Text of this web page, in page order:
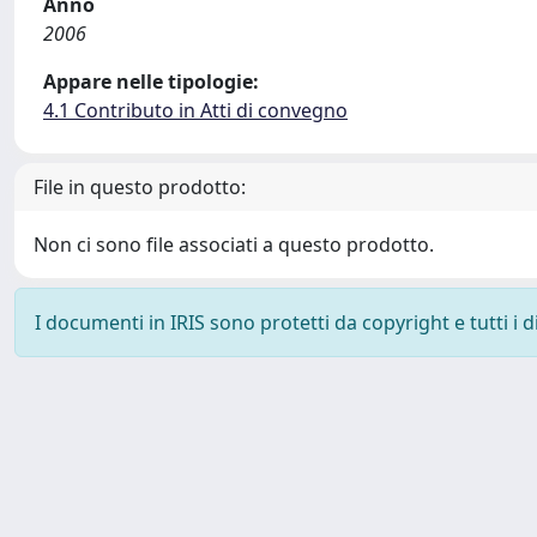
2006
Appare nelle tipologie:
4.1 Contributo in Atti di convegno
File in questo prodotto:
Non ci sono file associati a questo prodotto.
I documenti in IRIS sono protetti da copyright e tutti i